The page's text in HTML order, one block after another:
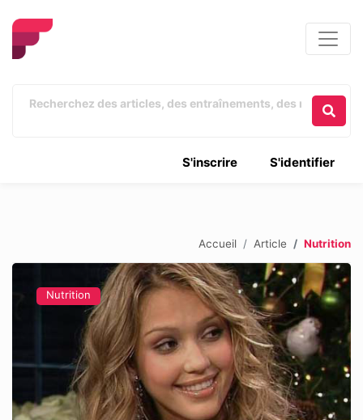
S'identifier
S'inscrire
Accueil Article Nutrition
Nutrition